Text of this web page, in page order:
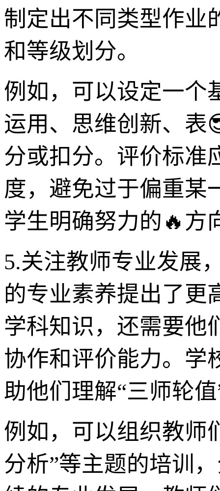
制定出不同类型作业
和等级划分。
例如，可以设定一个
运用、思维创新、表
分或扣分。评价标准
度，避免过于偏重某
学生明确努力的🔥方
5.关注教师专业发展
的专业素养提出了更
学科知识，还需要他
协作和评价能力。学
助他们理解“三师轮
例如，可以组织教师
分析”等主题的培训